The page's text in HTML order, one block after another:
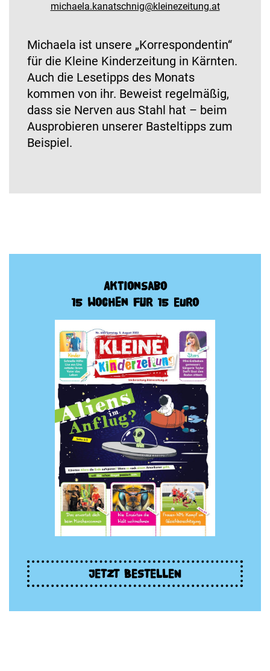
michaela.kanatschnig@kleinezeitung.at
Michaela ist unsere „Korrespondentin“
für die Kleine Kinderzeitung in Kärnten.
Auch die Lesetipps des Monats
kommen von ihr. Beweist regelmäßig,
dass sie Nerven aus Stahl hat – beim
Ausprobieren unserer Basteltipps zum
Beispiel.
Aktionsabo
15 Wochen für 15 Euro
JETZT BESTELLEN